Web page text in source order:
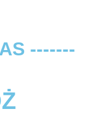
-------